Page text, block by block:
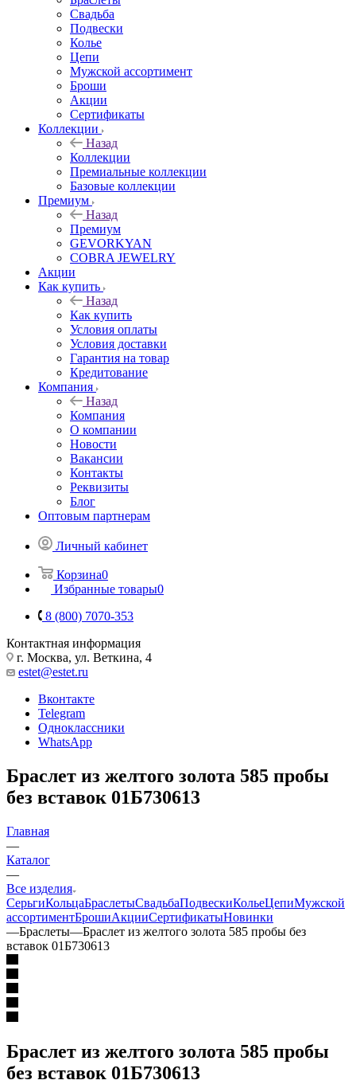
Свадьба
Подвески
Колье
Цепи
Мужской ассортимент
Броши
Акции
Сертификаты
Коллекции
Назад
Коллекции
Премиальные коллекции
Базовые коллекции
Премиум
Назад
Премиум
GEVORKYAN
COBRA JEWELRY
Акции
Как купить
Назад
Как купить
Условия оплаты
Условия доставки
Гарантия на товар
Кредитование
Компания
Назад
Компания
О компании
Новости
Вакансии
Контакты
Реквизиты
Блог
Оптовым партнерам
Личный кабинет
Корзина0
Избранные товары0
8 (800) 7070-353
Контактная информация
г. Москва, ул. Веткина, 4
estet@estet.ru
Вконтакте
Telegram
Одноклассники
WhatsApp
Браслет из желтого золота 585 пробы
без вставок 01Б730613
Главная
—
Каталог
—
Все изделия
СерьгиКольцаБраслетыСвадьбаПодвескиКольеЦепиМужской
ассортиментБрошиАкцииСертификатыНовинки
—Браслеты—Браслет из желтого золота 585 пробы без
вставок 01Б730613
Браслет из желтого золота 585 пробы
без вставок 01Б730613